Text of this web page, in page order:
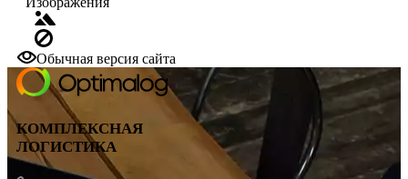
Обычная версия сайта
КОМПЛЕКСНАЯ
ЛОГИСТИКА